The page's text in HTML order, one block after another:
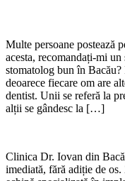
Multe persoane postează
acesta, recomandați-mi
stomatolog bun în
deoarece fiecare om are
dentist. Unii se referă la
alții se gândesc la […]
Clinica Dr. Iovan din
imediată, fără adiție de